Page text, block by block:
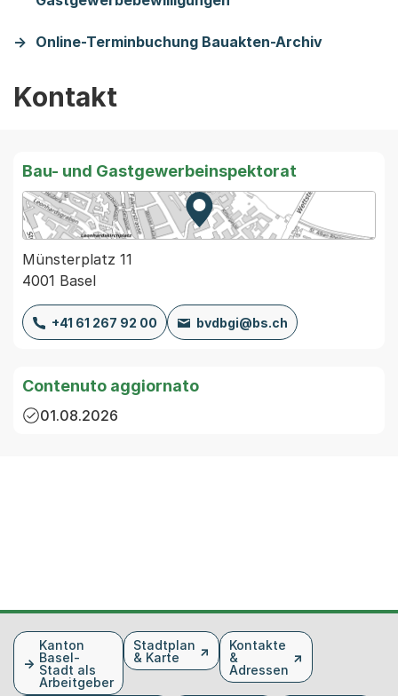
Online-Terminbuchung Bauakten-Archiv
Kontakt
Bau- und Gastgewerbeinspektorat
Zur Karte von MapBS.
Externer Link, wird in einem
Münsterplatz 11
4001 Basel
+41 61 267 92 00 bvdbgi@bs.ch
Contenuto aggiornato
01.08.2026
FusszeileKanton
Basel-
Stadt als
Arbeitgeber
Stadtplan
& Karte
Kontakte
&
Adressen